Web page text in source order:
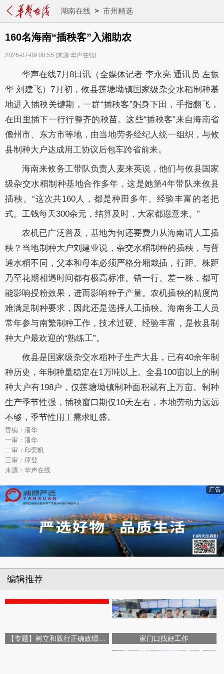
湖南在线> 市州精选
160名海南“插秧客”入湘助农
2026-07-09 08:55 [来源:华声在线]
华声在线7月8日讯（全媒体记者 李永亮 通讯员 左振
华 刘建飞）7月初，攸县莲塘坳镇国家级杂交水稻制种基
地进入插秧关键期，一群“插秧客”躬身下田，手指翻飞，
在田里插下一行行整齐的秧苗。这些“插秧客”来自海南省
儋州市、东方市等地，由当地劳务经纪人统一组织，与攸
县制种大户达成用工协议后包车跨省前来。
海南来攸务工带队负责人麦来英说，他们与攸县国家
级杂交水稻制种基地合作多年，这是她第4年带队来攸县
插秧。“这次共160人，都是种田多年、经验丰富的老把
式。工钱每天300余元，结算及时，大家都愿意来。”
农机已广泛普及，基地为何还要费力从海南请人工插
秧？当地制种大户刘建业说，杂交水稻制种的插秧，与普
通水稻不同，父本和母本必须严格分厢栽插，行距、株距
乃至花期相遇时间都有极高标准。错一行、差一株，都可
能影响授粉效果，进而影响种子产量。农机插秧的精度尚
难满足制种要求，因此还是选择人工插秧。海南务工人员
常年参与南繁制种工作，技术过硬、经验丰富，是攸县制
种大户最欢迎的“熟练工”。
攸县是国家级杂交水稻种子生产大县，已有40余年制
种历史，年制种量稳定在1万吨以上。全县100亩以上的制
种大户有198户，仅莲塘坳镇制种面积就有上万亩。制种
生产季节性强，插秧窗口期仅10天左右，本地劳动力远远
不够，季节性用工需求旺盛。
责编：潘华
一审：潘华
二审：印奕帆
三审：谭登
来源：华声在线
广告
编辑推荐
家门口找好工作